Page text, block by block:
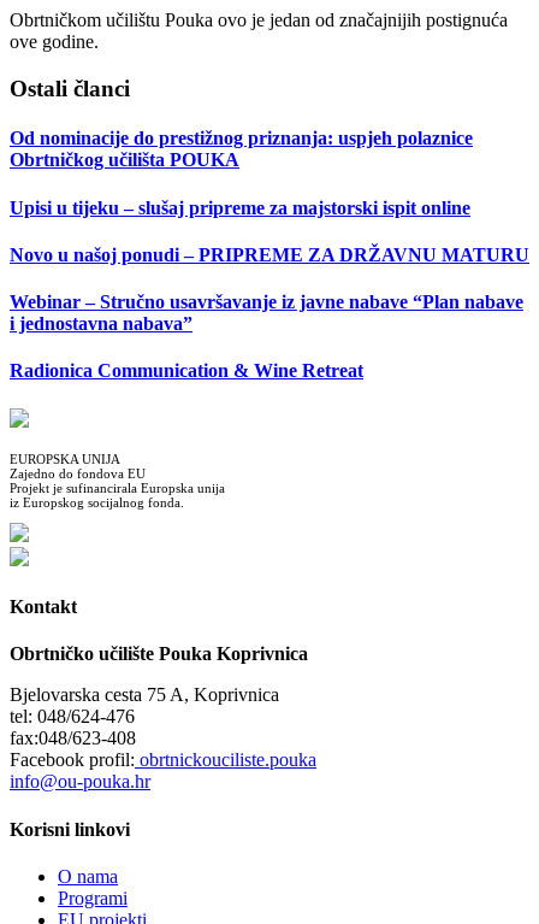
Obrtničkom učilištu Pouka ovo je jedan od značajnijih postignuća
ove godine.
Ostali članci
Od nominacije do prestižnog priznanja: uspjeh polaznice
Obrtničkog učilišta POUKA
Upisi u tijeku – slušaj pripreme za majstorski ispit online
Novo u našoj ponudi – PRIPREME ZA DRŽAVNU MATURU
Webinar – Stručno usavršavanje iz javne nabave “Plan nabave
i jednostavna nabava”
Radionica Communication & Wine Retreat
EUROPSKA UNIJA
Zajedno do fondova EU
Projekt je sufinancirala Europska unija
iz Europskog socijalnog fonda.
Kontakt
Obrtničko učilište Pouka Koprivnica
Bjelovarska cesta 75 A, Koprivnica
tel: 048/624-476
fax:048/623-408
Facebook profil: obrtnickouciliste.pouka
info@ou-pouka.hr
Korisni linkovi
O nama
Programi
EU projekti